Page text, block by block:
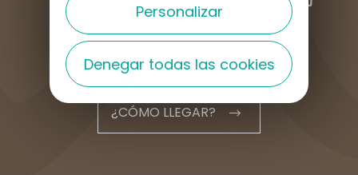
¿CÓMO LLEGAR?
Personalizar
Denegar todas las cookies